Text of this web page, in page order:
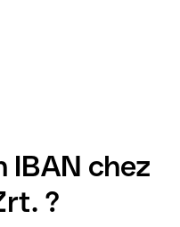
IBAN chez
?